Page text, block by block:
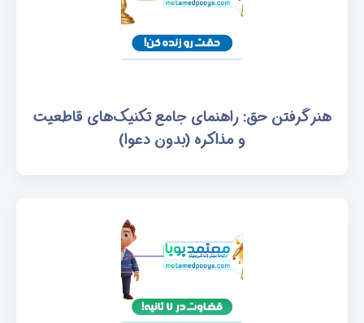
هنر گرفتن حق: راهنمای جامع تکنیک‌های قاطعیت
و مذاکره (بدون دعوا)